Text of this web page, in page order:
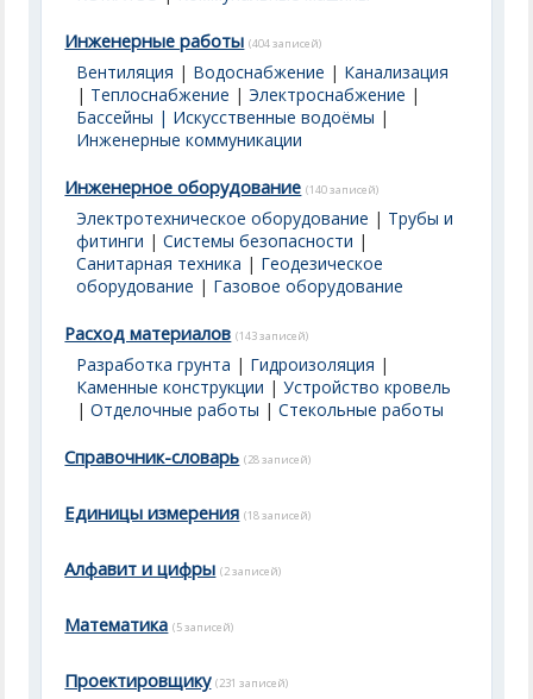
Инженерные работы (404 записей)
Вентиляция | Водоснабжение | Канализация
| Теплоснабжение |Электроснабжение |
Бассейны | Искусственные водоёмы |
Инженерные коммуникации
Инженерное оборудование (140 записей)
Электротехническое оборудование | Трубы и
фитинги |Системы безопасности |
Санитарная техника | Геодезическое
оборудование | Газовое оборудование
Расход материалов (143 записей)
Разработка грунта | Гидроизоляция |
Каменные конструкции |Устройство кровель
|Отделочные работы |Стекольные работы
Справочник-словарь (28 записей)
Единицы измерения (18 записей)
Алфавит и цифры (2 записей)
Математика (5 записей)
Проектировщику (231 записей)